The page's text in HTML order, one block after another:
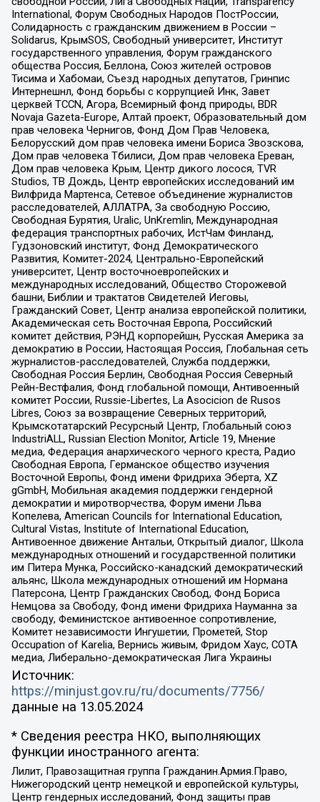
International, Форум Свободных Народов ПостРоссии,
Солидарность с гражданским движением в России –
Solidarus, КрымSOS, Свободный университет, Институт
государственного управления, Форум гражданского
общества Россия, Беллона, Союз жителей островов
Тисима и Хабомаи, Съезд народных депутатов, Гринпис
Интернешнл, Фонд борьбы с коррупцией Инк, Завет
церквей TCCN, Агора, Всемирный фонд природы, BDR
Novaja Gazeta-Europe, Алтай проект, Образовательный дом
прав человека Чернигов, Фонд Дом Прав Человека,
Белорусский дом прав человека имени Бориса Звозскова,
Дом прав человека Тбилиси, Дом прав человека Ереван,
Дом прав человека Крым, Центр дикого лосося, TVR
Studios, ТВ Дождь, Центр европейских исследований им
Вилфрида Мартенса, Сетевое объединение журналистов
расследователей, АЛЛАТРА, За свободную Россию,
Свободная Бурятия, Uralic, UnKremlin, Международная
федерация транспортных рабочих, ИстЧам Финланд,
Гудзоновский институт, Фонд Демократического
Развития, Комитет-2024, Центрально-Европейский
университет, Центр восточноевропейских и
международных исследований, Общество Сторожевой
башни, Библии и трактатов Свидетелей Иеговы,
Гражданский Совет, Центр анализа европейской политики,
Академическая сеть Восточная Европа, Российский
комитет действия, РЭНД корпорейшн, Русская Америка за
демократию в России, Настоящая Россия, Глобальная сеть
журналистов-расследователей, Служба поддержки,
Свободная Россия Берлин, Свободная Россия Северный
Рейн-Вестфалия, Фонд глобальной помощи, Антивоенный
комитет России, Russie-Libertes, La Asocicion de Rusos
Libres, Союз за возвращение Северных территорий,
Крымскотатарский Ресурсный Центр, Глобальный союз
IndustriALL, Russian Election Monitor, Article 19, Мнение
медиа, Федерация анархического черного креста, Радио
Свободная Европа, Германское общество изучения
Восточной Европы, Фонд имени Фридриха Эберта, XZ
gGmbH, Мобильная академия поддержки гендерной
демократии и миротворчества, Форум имени Льва
Копелева, American Councils for International Education,
Cultural Vistas, Institute of International Education,
Антивоенное движение Антальи, Открытый диалог, Школа
международных отношений и государственной политики
им Питера Мунка, Российско-канадский демократический
альянс, Школа международных отношений им Нормана
Патерсона, Центр Гражданских Свобод, Фонд Бориса
Немцова за Свободу, Фонд имени Фридриха Науманна за
свободу, Феминистское антивоенное сопротивление,
Комитет независимости Ингушетии, Прометей, Stop
Occupation of Karelia, Вернись живым, Фридом Хаус, СОТА
медиа, Либерально-демократическая Лига Украины
Источник:
https://minjust.gov.ru/ru/documents/7756/
данные на 13.05.2024
* Сведения реестра НКО, выполняющих
функции иностранного агента:
Лилит, Правозащитная группа Гражданин.Армия.Право,
Нижегородский центр немецкой и европейской культуры,
Центр гендерных исследований, Фонд защиты прав